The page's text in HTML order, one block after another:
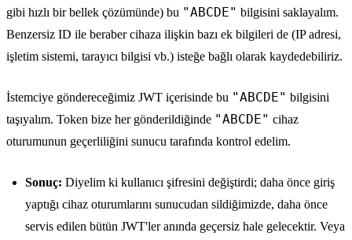
gibi hızlı bir bellek çözümünde) bu "ABCDE" bilgisini saklayalım.
Benzersiz ID ile beraber cihaza ilişkin bazı ek bilgileri de (IP adresi,
işletim sistemi, tarayıcı bilgisi vb.) isteğe bağlı olarak kaydedebiliriz.
İstemciye göndereceğimiz JWT içerisinde bu "ABCDE" bilgisini
taşıyalım. Token bize her gönderildiğinde "ABCDE" cihaz
oturumunun geçerliliğini sunucu tarafında kontrol edelim.
Sonuç: Diyelim ki kullanıcı şifresini değiştirdi; daha önce giriş
yaptığı cihaz oturumlarını sunucudan sildiğimizde, daha önce
servis edilen bütün JWT'ler anında geçersiz hale gelecektir. Veya